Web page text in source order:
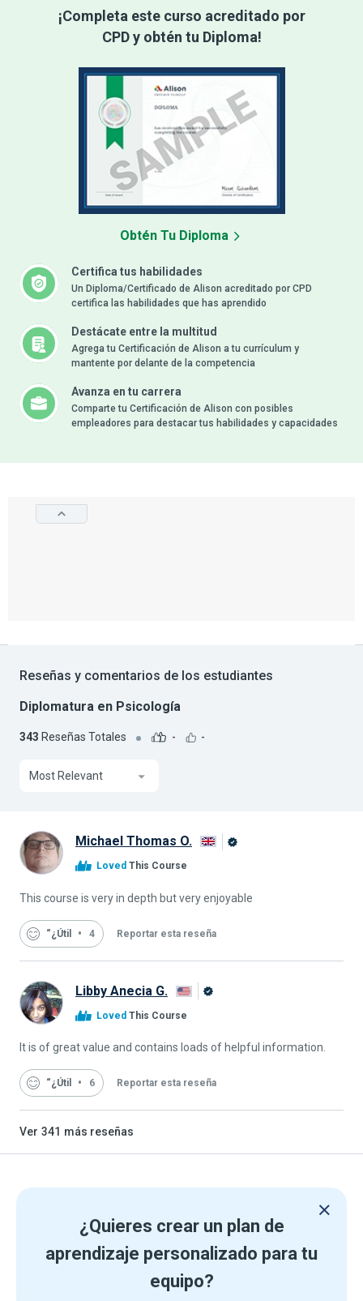
¡Completa este curso acreditado por
CPD y obtén tu Diploma!
Certifica tus habilidades
Un Diploma/Certificado de Alison acreditado por CPD
certifica las habilidades que has aprendido
Destácate entre la multitud
Agrega tu Certificación de Alison a tu currículum y
mantente por delante de la competencia
Avanza en tu carrera
Comparte tu Certificación de Alison con posibles
empleadores para destacar tus habilidades y capacidades
Obtén Tu Diploma
Reseñas y comentarios de los estudiantes
Diplomatura en Psicología
343 Reseñas Totales - -
Most Relevant
Michael Thomas O.
Alison
Loved This Course
This course is very in depth but very enjoyable
“¿Útil 4 Reportar esta reseña
Libby Anecia G.
Alison
Loved This Course
It is of great value and contains loads of helpful information.
“¿Útil 6 Reportar esta reseña
Ver 341 más reseñas
¿Quieres crear un plan de
aprendizaje personalizado para tu
equipo?